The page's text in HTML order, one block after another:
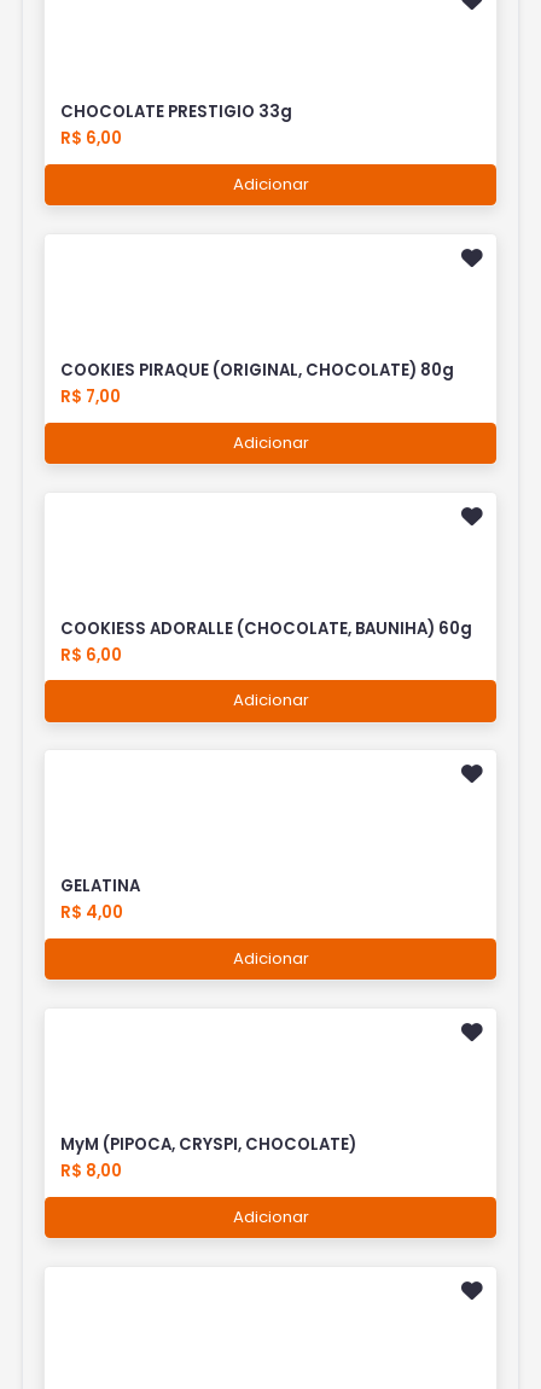
CHOCOLATE PRESTIGIO 33g
R$ 6,00
Adicionar
COOKIES PIRAQUE (ORIGINAL, CHOCOLATE) 80g
R$ 7,00
Adicionar
COOKIESS ADORALLE (CHOCOLATE, BAUNIHA) 60g
R$ 6,00
Adicionar
GELATINA
R$ 4,00
Adicionar
MyM (PIPOCA, CRYSPI, CHOCOLATE)
R$ 8,00
Adicionar